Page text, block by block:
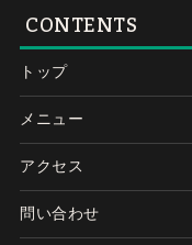
CONTENTS
トップ
メニュー
アクセス
問い合わせ